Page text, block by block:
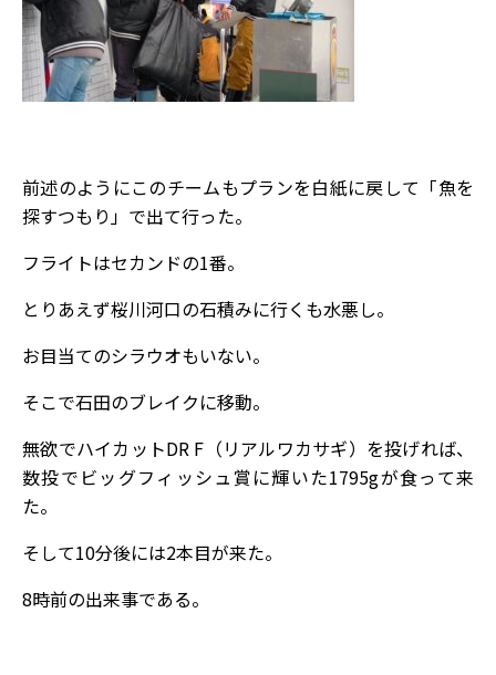
前述のようにこのチームもプランを白紙に戻して「魚を
探すつもり」で出て行った。
フライトはセカンドの1番。
とりあえず桜川河口の石積みに行くも水悪し。
お目当てのシラウオもいない。
そこで石田のブレイクに移動。
無欲でハイカットDR F（リアルワカサギ）を投げれば、
数投でビッグフィッシュ賞に輝いた1795gが食って来
た。
そして10分後には2本目が来た。
8時前の出来事である。